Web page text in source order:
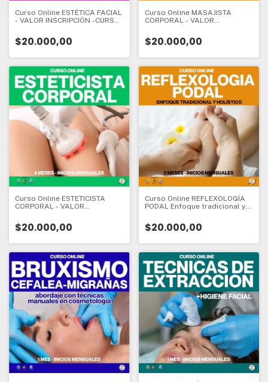
Curso Online ESTÉTICA FACIAL
- VALOR INSCRIPCIÓN -CURSO
Inscripción:
$20.000,00
Curso Online MASAJISTA
CORPORAL - VALOR
INICIO - 3 meses - Valor
Inscripción:
$20.000,00
Curso Online ESTETICISTA
CORPORAL - VALOR
INICIO - 4 meses - Valor
Inscripción:
$20.000,00
Curso Online REFLEXOLOGÍA
PODAL Enfoque tradicional y
- CURSO DE INICIO - 3 meses -
Valor Inscripción:
$20.000,00